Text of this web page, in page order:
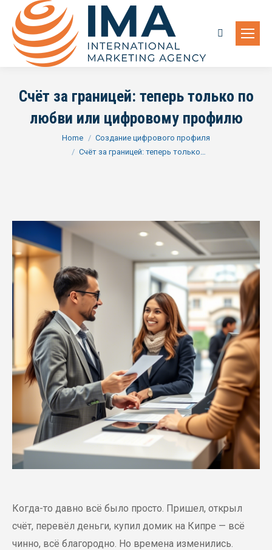
Search:
Счёт за границей: теперь только по
любви или цифровому профилю
You are here:Home
Создание цифрового профиля
Счёт за границей: теперь только…
Когда-то давно всё было просто. Пришел, открыл
счёт, перевёл деньги, купил домик на Кипре — всё
чинно, всё благородно. Но времена изменились.